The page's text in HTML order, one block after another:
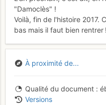
"Damoclès" !
Voilà, fin de l'histoire 2017.
bas mais il faut bien rentrer
À proximité de...
Qualité du document
Versions